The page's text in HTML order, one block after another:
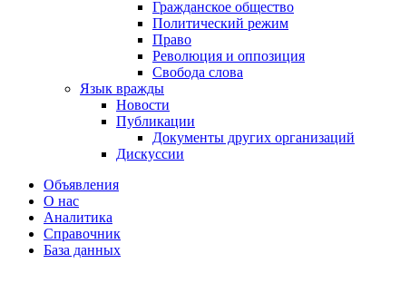
Гражданское общество
Политический режим
Право
Революция и оппозиция
Свобода слова
Язык вражды
Новости
Публикации
Документы других организаций
Дискуссии
Объявления
О нас
Аналитика
Справочник
База данных